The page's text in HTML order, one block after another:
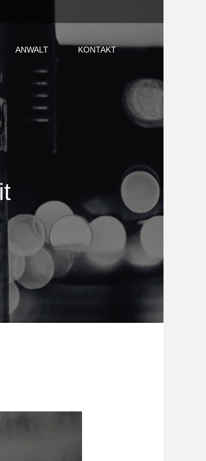
ANWALT KONTAKT